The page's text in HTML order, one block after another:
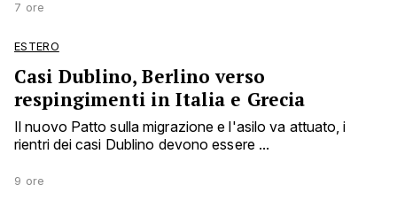
7 ore
ESTERO
Casi Dublino, Berlino verso
respingimenti in Italia e Grecia
Il nuovo Patto sulla migrazione e l'asilo va attuato, i
rientri dei casi Dublino devono essere ...
9 ore